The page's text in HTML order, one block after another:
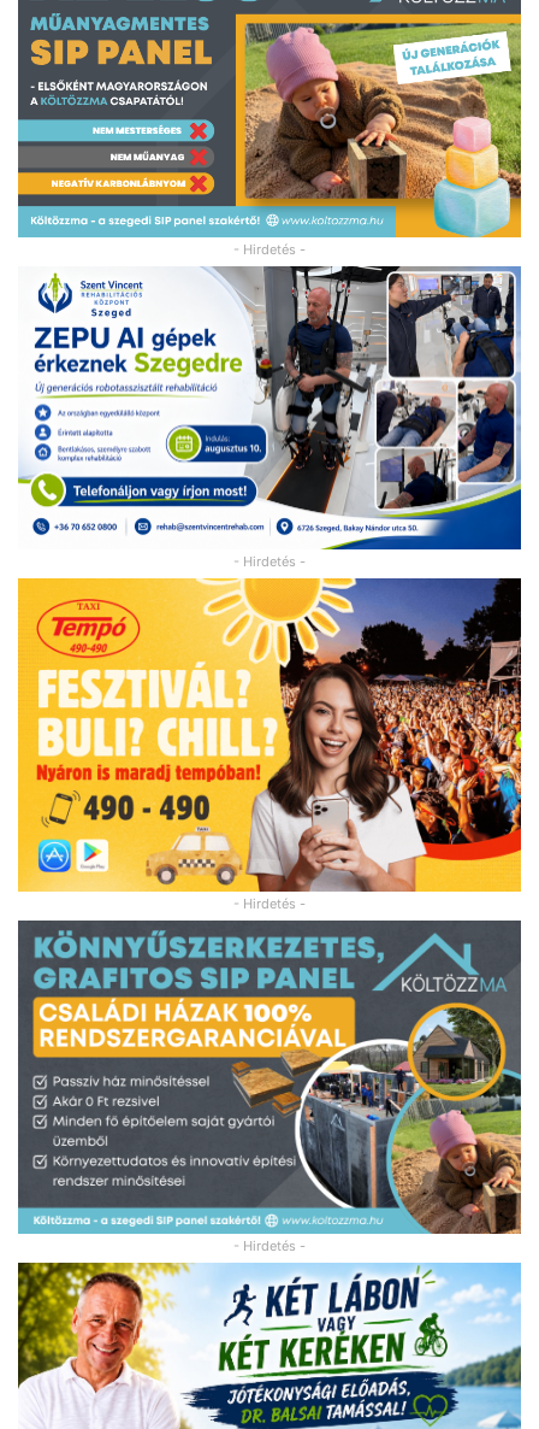
- Hirdetés -
- Hirdetés -
- Hirdetés -
- Hirdetés -